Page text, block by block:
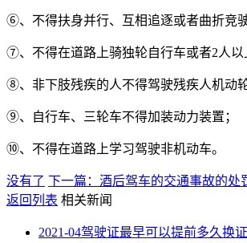
⑥、不得扶身并行、互相追逐或者曲折竞驶
⑦、不得在道路上骑独轮自行车或者2人以
⑧、非下肢残疾的人不得驾驶残疾人机动轮
⑨、自行车、三轮车不得加装动力装置；
⑩、不得在道路上学习驾驶非机动车。
没有了 下一篇：酒后驾车的交通事故的处
返回列表 相关新闻
2021-04驾驶证最早可以提前多久换证